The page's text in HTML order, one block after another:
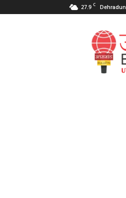
27.9 C Dehradun